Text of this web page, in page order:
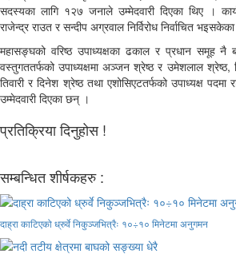
सदस्यका लागि १२७ जनाले उम्मेदवारी दिएका थिए ।
राजेन्द्र राउत र सन्दीप अग्रवाल निर्विरोध निर्वाचित
महासङ्घको वरिष्ठ उपाध्यक्षका ढकाल र प्रधान समूह नै
वस्तुगततर्फको उपाध्यक्षमा अञ्जन श्रेष्ठ र उमेशलाल श्रेष्ठ,
तिवारी र दिनेश श्रेष्ठ तथा एशोसिएटतर्फको उपाध्यक्ष
उम्मेदवारी दिएका छन् ।
प्रतिक्रिया दिनुहोस !
सम्बन्धित शीर्षकहरु :
दाह्रा काटिएको ध्रुर्वे निकुञ्जभित्रैः १०÷१० मिनेटमा अनुगमन